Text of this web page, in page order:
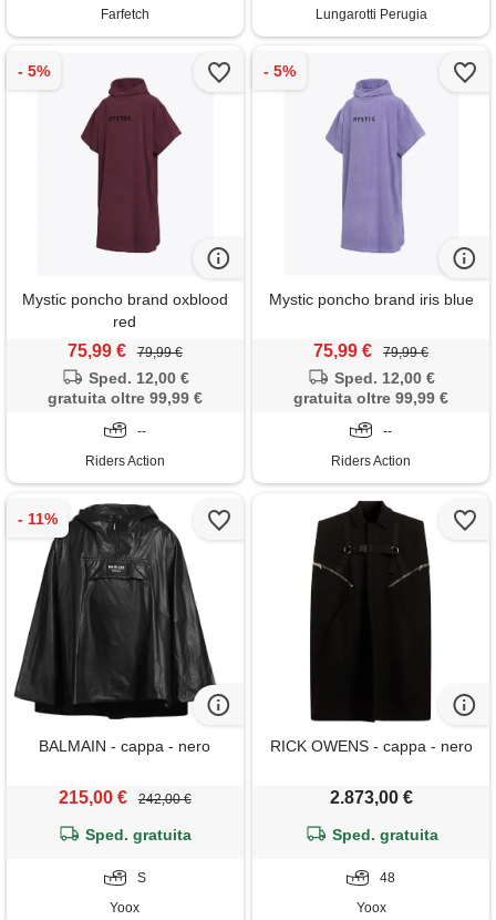
Farfetch Lungarotti Perugia
Mystic poncho brand oxblood
red
75,99 € 79,99 €
Sped. 12,00 €
gratuita oltre 99,99 €
--
Riders Action
Mystic poncho brand iris blue
75,99 € 79,99 €
Sped. 12,00 €
gratuita oltre 99,99 €
--
Riders Action
BALMAIN - cappa - nero
215,00 € 242,00 €
Sped. gratuita
S
Yoox
RICK OWENS - cappa - nero
2.873,00 €
Sped. gratuita
48
Yoox